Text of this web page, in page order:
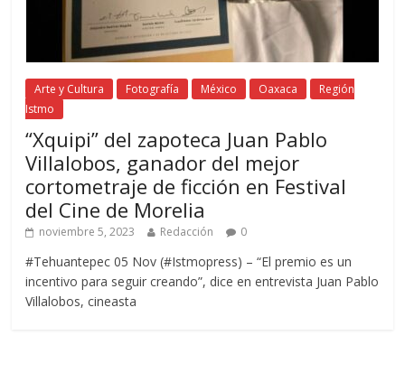
Arte y Cultura Fotografía México Oaxaca
Región
Istmo
“Xquipi” del zapoteca Juan Pablo
Villalobos, ganador del mejor
cortometraje de ficción en Festival
del Cine de Morelia
noviembre 5, 2023 Redacción 0
#Tehuantepec 05 Nov (#Istmopress) – “El premio es un
incentivo para seguir creando”, dice en entrevista Juan Pablo
Villalobos, cineasta